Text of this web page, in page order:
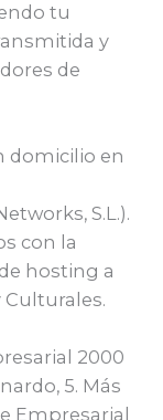
tu
y
de
domicilio en
S.L.).
con la
hosting a
Culturales.
2000
5. Más
Empresarial